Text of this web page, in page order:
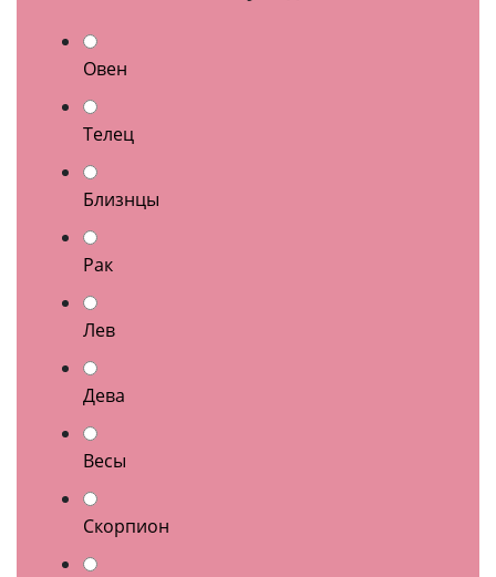
Овен
Телец
Близнцы
Рак
Лев
Дева
Весы
Скорпион